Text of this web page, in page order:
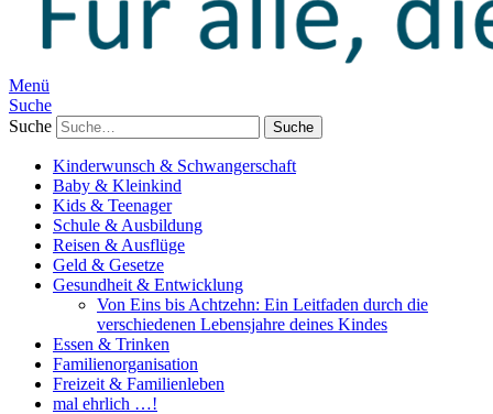
Menü
Suche
Suche
Kinderwunsch & Schwangerschaft
Baby & Kleinkind
Kids & Teenager
Schule & Ausbildung
Reisen & Ausflüge
Geld & Gesetze
Gesundheit & Entwicklung
Von Eins bis Achtzehn: Ein Leitfaden durch die
verschiedenen Lebensjahre deines Kindes
Essen & Trinken
Familienorganisation
Freizeit & Familienleben
mal ehrlich …!